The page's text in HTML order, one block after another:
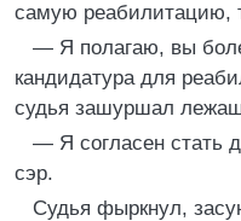
самую реабилитацию,
— Я полагаю, вы
кандидатура для
судья зашуршал
— Я согласен стать
сэр.
Судья фыркнул,